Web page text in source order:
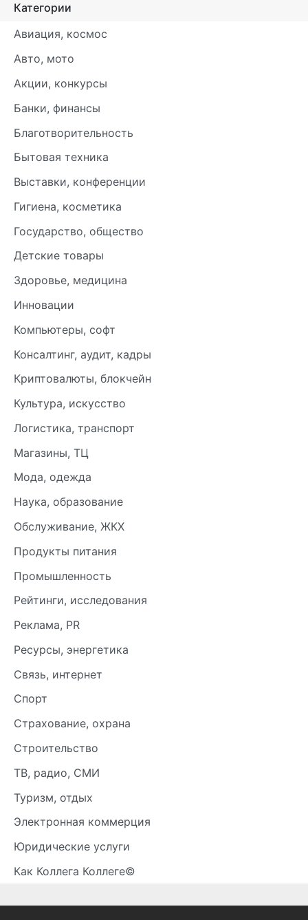
Категории
Авиация, космос
Авто, мото
Акции, конкурсы
Банки, финансы
Благотворительность
Бытовая техника
Выставки, конференции
Гигиена, косметика
Государство, общество
Детские товары
Здоровье, медицина
Инновации
Компьютеры, софт
Консалтинг, аудит, кадры
Криптовалюты, блокчейн
Культура, искусство
Логистика, транспорт
Магазины, ТЦ
Мода, одежда
Наука, образование
Обслуживание, ЖКХ
Продукты питания
Промышленность
Рейтинги, исследования
Реклама, PR
Ресурсы, энергетика
Связь, интернет
Спорт
Страхование, охрана
Строительство
ТВ, радио, СМИ
Туризм, отдых
Электронная коммерция
Юридические услуги
Как Коллега Коллеге©